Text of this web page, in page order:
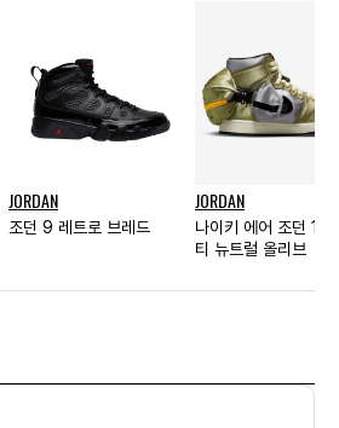
JORDAN
조던 9 레트로 브레드
JORDAN
나이키 에어 조던 1
티 뉴트럴 올리브